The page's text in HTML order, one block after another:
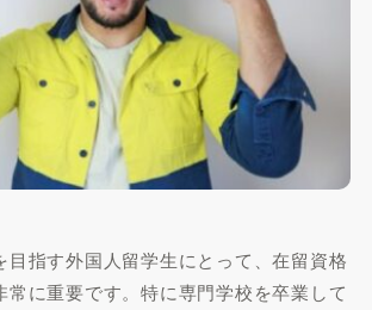
指す外国人留学生にとって、在留資格
常に重要です。特に専門学校を卒業して